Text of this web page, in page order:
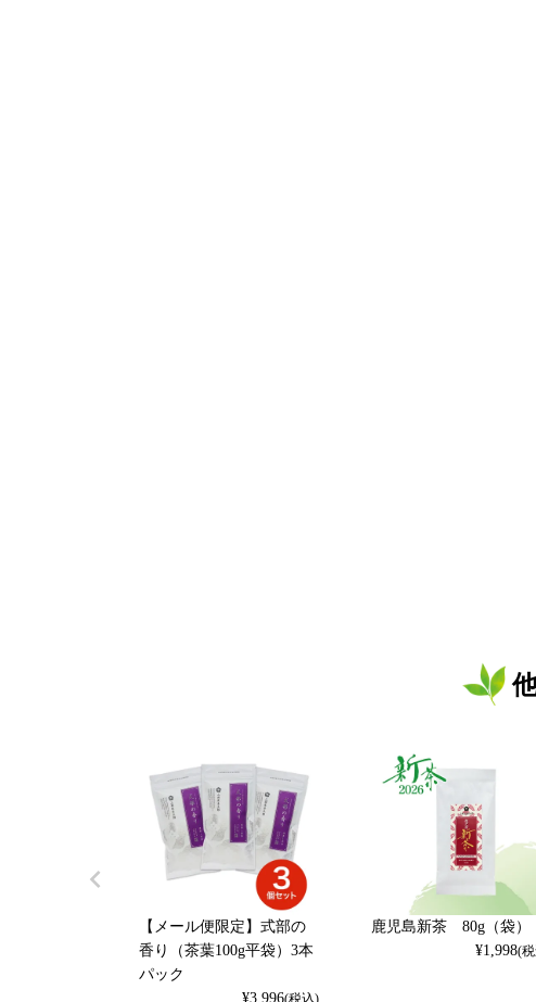
【メール便限定】式部の
香り（茶葉100g平袋）3本
パック
¥3,996
鹿児島新茶 80g（袋）
¥1,998(